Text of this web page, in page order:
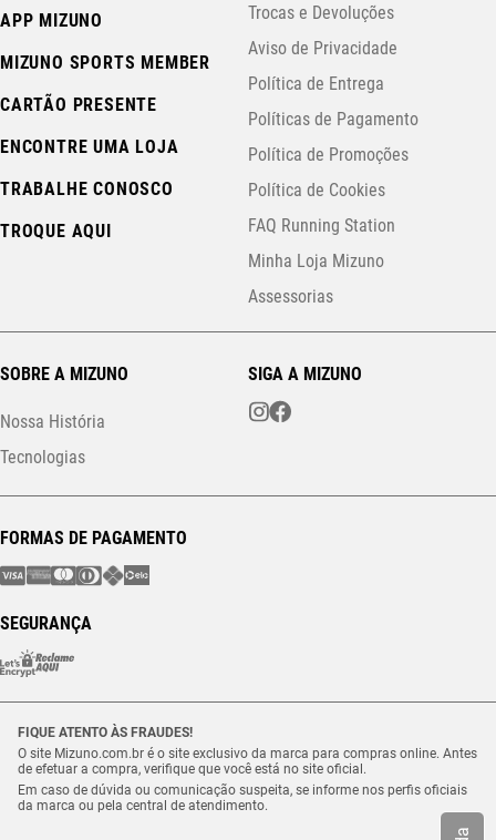
APP MIZUNO
MIZUNO SPORTS MEMBER
CARTÃO PRESENTE
ENCONTRE UMA LOJA
TRABALHE CONOSCO
TROQUE AQUI
Trocas e Devoluções
Aviso de Privacidade
Política de Entrega
Políticas de Pagamento
Política de Promoções
Política de Cookies
FAQ Running Station
Minha Loja Mizuno
Assessorias
SOBRE A MIZUNO
Nossa História
Tecnologias
SIGA A MIZUNO
FORMAS DE PAGAMENTO
SEGURANÇA
FIQUE ATENTO ÀS FRAUDES!
O site Mizuno.com.br é o site exclusivo da marca para compras online. Antes
de efetuar a compra, verifique que você está no site oficial.
Em caso de dúvida ou comunicação suspeita, se informe nos perfis oficiais
da marca ou pela central de atendimento.